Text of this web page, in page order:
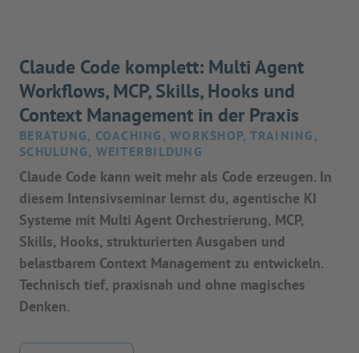
Claude Code komplett: Multi Agent
Workflows, MCP, Skills, Hooks und
Context Management in der Praxis
BERATUNG, COACHING, WORKSHOP, TRAINING,
SCHULUNG, WEITERBILDUNG
Claude Code kann weit mehr als Code erzeugen. In
diesem Intensivseminar lernst du, agentische KI
Systeme mit Multi Agent Orchestrierung, MCP,
Skills, Hooks, strukturierten Ausgaben und
belastbarem Context Management zu entwickeln.
Technisch tief, praxisnah und ohne magisches
Denken.